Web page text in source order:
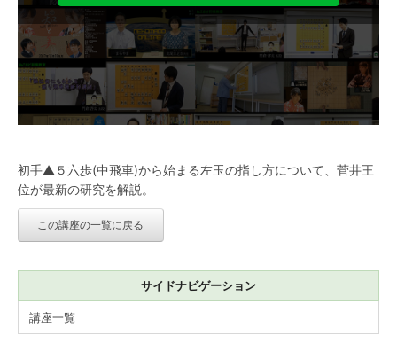
初手▲５六歩(中飛車)から始まる左玉の指し方について、菅井王
位が最新の研究を解説。
この講座の一覧に戻る
サイドナビゲーション
講座一覧